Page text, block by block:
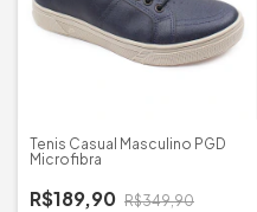
Tenis Casual Masculino PGD
Microfibra
R$189,90 R$349,90